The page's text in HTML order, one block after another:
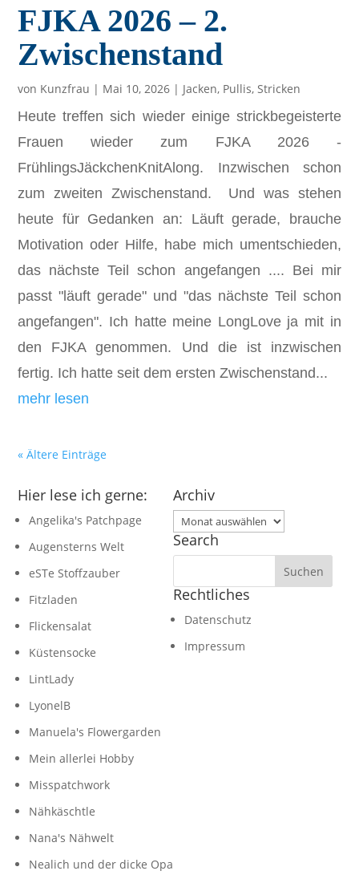
FJKA 2026 – 2.
Zwischenstand
von Kunzfrau | Mai 10, 2026 | Jacken, Pullis,Stricken
Heute treffen sich wieder einige strickbegeisterte
Frauen wieder zum FJKA 2026 -
FrühlingsJäckchenKnitAlong. Inzwischen schon
zum zweiten Zwischenstand. Und was stehen
heute für Gedanken an: Läuft gerade, brauche
Motivation oder Hilfe, habe mich umentschieden,
das nächste Teil schon angefangen .... Bei mir
passt "läuft gerade" und "das nächste Teil schon
angefangen". Ich hatte meine LongLove ja mit in
den FJKA genommen. Und die ist inzwischen
fertig. Ich hatte seit dem ersten Zwischenstand...
mehr lesen
« Ältere Einträge
Hier lese ich gerne:
Angelika's Patchpage
Augensterns Welt
eSTe Stoffzauber
Fitzladen
Flickensalat
Küstensocke
LintLady
LyonelB
Manuela's Flowergarden
Mein allerlei Hobby
Misspatchwork
Nähkäschtle
Nana's Nähwelt
Nealich und der dicke Opa
Archiv
Archiv
Search
Rechtliches
Datenschutz
Impressum